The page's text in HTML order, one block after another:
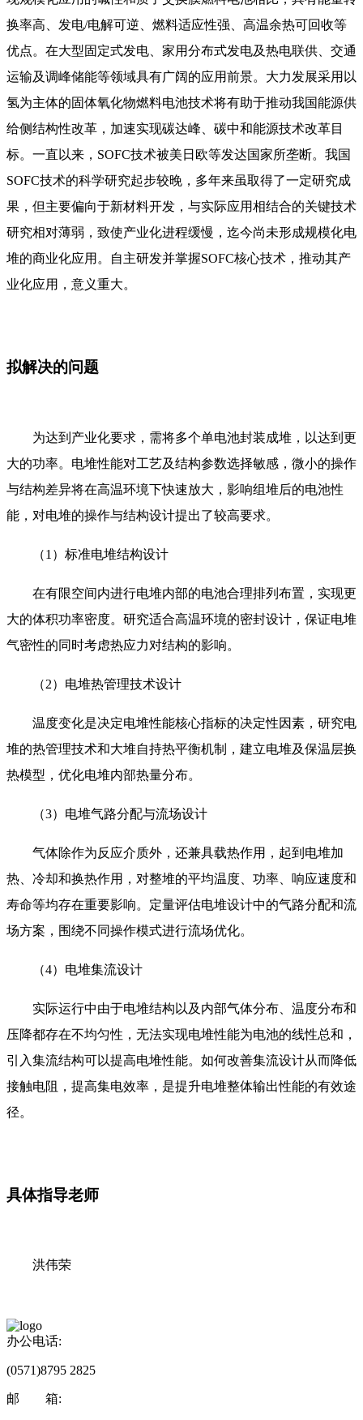
换率高、发电/电解可逆、燃料适应性强、高温余热可回收等
优点。在大型固定式发电、家用分布式发电及热电联供、交通
运输及调峰储能等领域具有广阔的应用前景。大力发展采用以
氢为主体的固体氧化物燃料电池技术将有助于推动我国能源供
给侧结构性改革，加速实现碳达峰、碳中和能源技术改革目
标。一直以来，SOFC技术被美日欧等发达国家所垄断。我国
SOFC技术的科学研究起步较晚，多年来虽取得了一定研究成
果，但主要偏向于新材料开发，与实际应用相结合的关键技术
研究相对薄弱，致使产业化进程缓慢，迄今尚未形成规模化电
堆的商业化应用。自主研发并掌握SOFC核心技术，推动其产
业化应用，意义重大。
拟解决的问题
为达到产业化要求，需将多个单电池封装成堆，以达到更
大的功率。电堆性能对工艺及结构参数选择敏感，微小的操作
与结构差异将在高温环境下快速放大，影响组堆后的电池性
能，对电堆的操作与结构设计提出了较高要求。
（1）标准电堆结构设计
在有限空间内进行电堆内部的电池合理排列布置，实现更
大的体积功率密度。研究适合高温环境的密封设计，保证电堆
气密性的同时考虑热应力对结构的影响。
（2）电堆热管理技术设计
温度变化是决定电堆性能核心指标的决定性因素，研究电
堆的热管理技术和大堆自持热平衡机制，建立电堆及保温层换
热模型，优化电堆内部热量分布。
（3）电堆气路分配与流场设计
气体除作为反应介质外，还兼具载热作用，起到电堆加
热、冷却和换热作用，对整堆的平均温度、功率、响应速度和
寿命等均存在重要影响。定量评估电堆设计中的气路分配和流
场方案，围绕不同操作模式进行流场优化。
（4）电堆集流设计
实际运行中由于电堆结构以及内部气体分布、温度分布和
压降都存在不均匀性，无法实现电堆性能为电池的线性总和，
引入集流结构可以提高电堆性能。如何改善集流设计从而降低
接触电阻，提高集电效率，是提升电堆整体输出性能的有效途
径。
具体指导老师
洪伟荣
办公电话:
(0571)8795 2825
邮 箱: